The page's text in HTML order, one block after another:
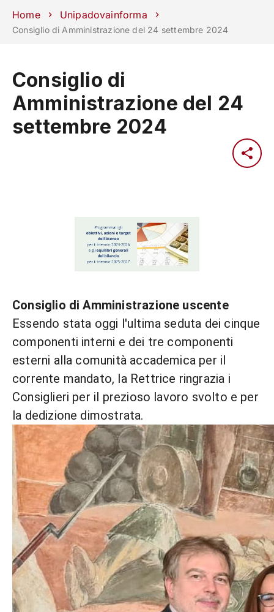
Scuole DipartimentiCentriSostieni
Unipd
stampa
noi
RICERCA CAMPUS
IMPRESE E IMPATTO
Home Unipadovainforma
Consiglio di Amministrazione del 24 settembre 2024
Consiglio di
Amministrazione del 24
settembre 2024
Consiglio di Amministrazione uscente
Essendo stata oggi l'ultima seduta dei cinque
componenti interni e dei tre componenti
esterni alla comunità accademica per il
corrente mandato, la Rettrice ringrazia i
Consiglieri per il prezioso lavoro svolto e per
la dedizione dimostrata.